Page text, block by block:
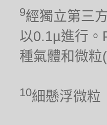
9經獨立第三
以0.1µ進行。
種氣體和微
10細懸浮微粒